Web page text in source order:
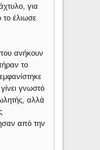
για
το έλιωσε
ανήκουν
το
γνωστό
αλλά
από την